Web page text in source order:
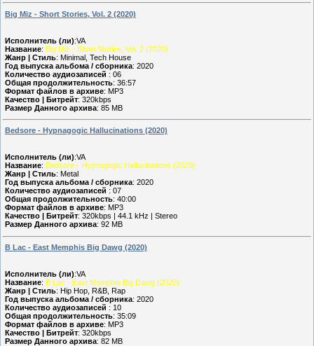
Big Miz - Short Stories, Vol. 2 (2020)
Исполнитель (ли):VA
Название: Big Miz - Short Stories, Vol. 2 (2020)
Жанр | Стиль: Minimal, Tech House
Год выпуска альбома / сборника: 2020
Количество аудиозаписей : 06
Общая продолжительность: 36:57
Формат файлов в архиве: MP3
Качество | Битрейт: 320kbps
Размер Данного архива: 85 MB
Bedsore - Hypnagogic Hallucinations (2020)
Исполнитель (ли):VA
Название: Bedsore - Hypnagogic Hallucinations (2020)
Жанр | Стиль: Metal
Год выпуска альбома / сборника: 2020
Количество аудиозаписей : 07
Общая продолжительность: 40:00
Формат файлов в архиве: MP3
Качество | Битрейт: 320kbps | 44.1 kHz | Stereo
Размер Данного архива: 92 MB
B Lac - East Memphis Big Dawg (2020)
Исполнитель (ли):VA
Название: B Lac - East Memphis Big Dawg (2020)
Жанр | Стиль: Hip Hop, R&B, Rap
Год выпуска альбома / сборника: 2020
Количество аудиозаписей : 10
Общая продолжительность: 35:09
Формат файлов в архиве: MP3
Качество | Битрейт: 320kbps
Размер Данного архива: 82 MB